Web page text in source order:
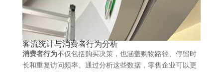
客流统计与消费者行为分析
消费者行为不仅包括购买决策，也涵盖购物路径、停留时
长和重复访问频率。通过分析这些数据，零售企业可以更